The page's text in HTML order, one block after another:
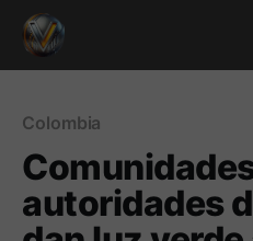
Colombia
autoridades